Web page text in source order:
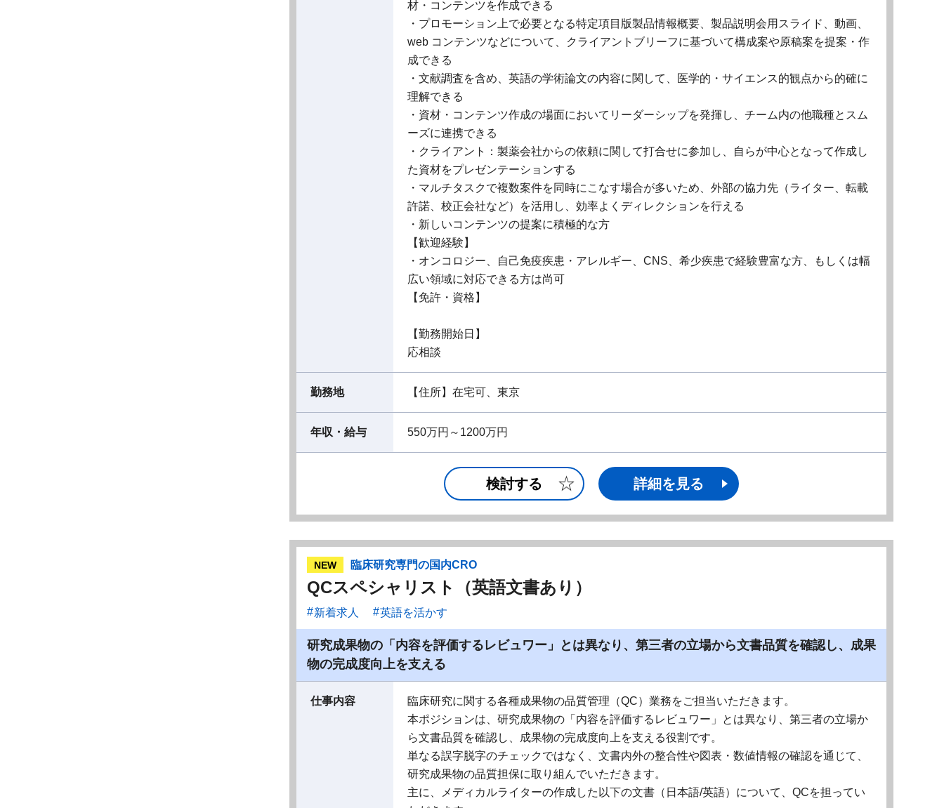
材・コンテンツを作成できる
・プロモーション上で必要となる特定項目版製品情報概要、製品説明会用スライド、動画、
web コンテンツなどについて、クライアントブリーフに基づいて構成案や原稿案を提案・作
成できる
・文献調査を含め、英語の学術論文の内容に関して、医学的・サイエンス的観点から的確に
理解できる
・資材・コンテンツ作成の場面においてリーダーシップを発揮し、チーム内の他職種とスム
ーズに連携できる
・クライアント：製薬会社からの依頼に関して打合せに参加し、自らが中心となって作成し
た資材をプレゼンテーションする
・マルチタスクで複数案件を同時にこなす場合が多いため、外部の協力先（ライター、転載
許諾、校正会社など）を活用し、効率よくディレクションを行える
・新しいコンテンツの提案に積極的な方
【歓迎経験】
・オンコロジー、自己免疫疾患・アレルギー、CNS、希少疾患で経験豊富な方、もしくは幅
広い領域に対応できる方は尚可
【免許・資格】
【勤務開始日】
応相談
勤務地 【住所】在宅可、東京
年収・給与 550万円～1200万円
検討する 詳細を見る
NEW 臨床研究専門の国内CRO
QCスペシャリスト（英語文書あり）
新着求人 英語を活かす
研究成果物の「内容を評価するレビュワー」とは異なり、第三者の立場から文書品質を確認し、成果
物の完成度向上を支える
仕事内容
臨床研究に関する各種成果物の品質管理（QC）業務をご担当いただきます。
本ポジションは、研究成果物の「内容を評価するレビュワー」とは異なり、第三者の立場か
ら文書品質を確認し、成果物の完成度向上を支える役割です。
単なる誤字脱字のチェックではなく、文書内外の整合性や図表・数値情報の確認を通じて、
研究成果物の品質担保に取り組んでいただきます。
主に、メディカルライターの作成した以下の文書（日本語/英語）について、QCを担ってい